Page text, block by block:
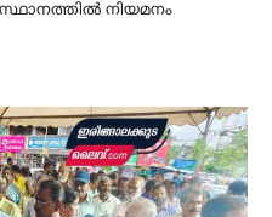
നിയമനം